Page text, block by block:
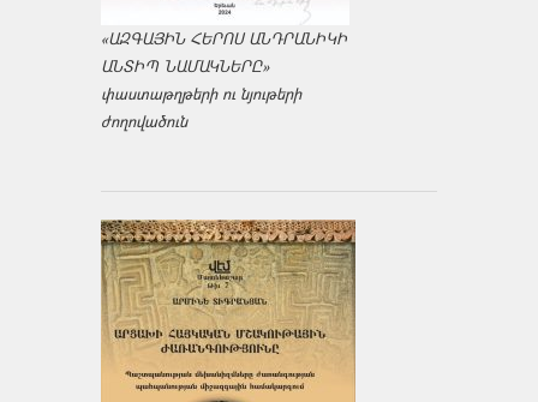
«ԱԶԳԱՅԻՆ ՀԵՐՈՍ ԱՆԴՐԱՆԻԿԻ
ԱՆՏԻՊ ՆԱՄԱԿՆԵՐԸ»
փաստաթղթերի ու նյութերի
ժողովածուն